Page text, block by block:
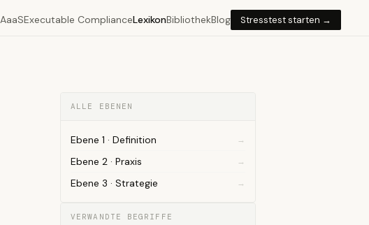
AaaSExecutable ComplianceLexikonBibliothekBlog Stresstest starten →
ALLE EBENEN
Ebene 1 · Definition
Ebene 2 · Praxis
Ebene 3 · Strategie
VERWANDTE BEGRIFFE